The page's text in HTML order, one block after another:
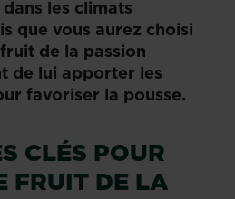
les climats
que vous aurez choisi
de la passion
de lui apporter les
favoriser la pousse.
CLÉS POUR
FRUIT DE LA